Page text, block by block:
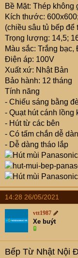
Bề Mặt: Thép không
Kích thước:
(chiều sâu tủ bếp
Trọng lượng: 14,5;
Màu sắc: Trắng bạc,
Điện áp: 100V
Xuất xứ: Nhật Bản
Bảo hành: 12 tháng
Tính năng
- Chiếu sáng bằng
- Quạt hút cánh lồng
- Hút từ các bên
- Có tấm chắn dễ
- Dễ dàng tháo lắp
14:28 26/05/2021
vtt1987
Xe buýt
Bếp Từ Nhật Nội